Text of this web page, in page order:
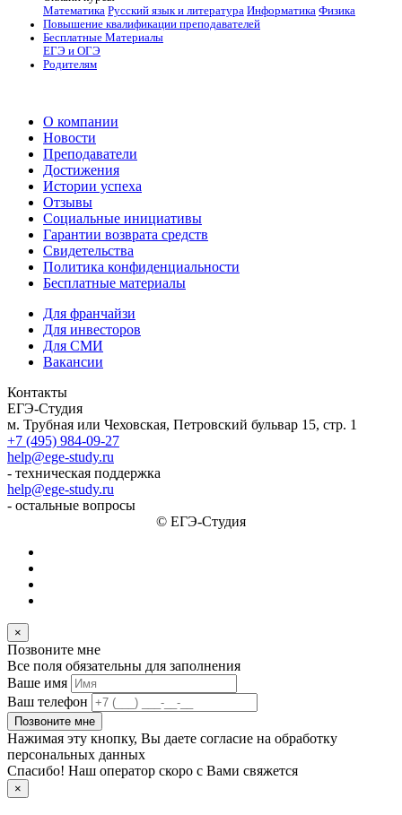
Математика Русский язык и литература Информатика Физика
Повышение квалификации преподавателей
Бесплатные Материалы
ЕГЭ и ОГЭ
Родителям
О компании
Новости
Преподаватели
Достижения
Истории успеха
Отзывы
Социальные инициативы
Гарантии возврата средств
Свидетельства
Политика конфиденциальности
Бесплатные материалы
Для франчайзи
Для инвесторов
Для СМИ
Вакансии
Контакты
ЕГЭ-Студия
м. Трубная или Чеховская, Петровский бульвар 15, стр. 1
+7 (495) 984-09-27
help@ege-study.ru
- техническая поддержка
help@ege-study.ru
- остальные вопросы
© ЕГЭ-Студия
×
Позвоните мне
Все поля обязательны для заполнения
Ваше имя
Ваш телефон
Позвоните мне
Нажимая эту кнопку, Вы даете согласие на обработку
персональных данных
Спасибо! Наш оператор скоро с Вами свяжется
×